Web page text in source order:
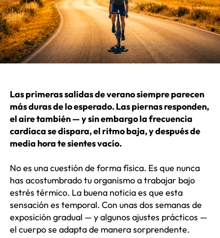
Las primeras salidas de verano siempre parecen
más duras de lo esperado. Las piernas responden,
el aire también — y sin embargo la frecuencia
cardíaca se dispara, el ritmo baja, y después de
media hora te sientes vacío.
No es una cuestión de forma física. Es que nunca
has acostumbrado tu organismo a trabajar bajo
estrés térmico. La buena noticia es que esta
sensación es temporal. Con unas dos semanas de
exposición gradual — y algunos ajustes prácticos —
el cuerpo se adapta de manera sorprendente.